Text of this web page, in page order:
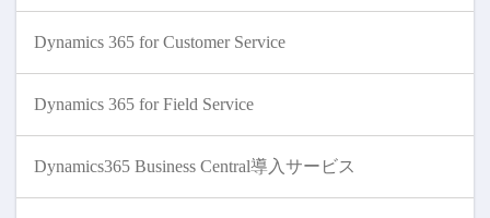
Dynamics 365 for Customer Service
Dynamics 365 for Field Service
Dynamics365 Business Central導入サービス